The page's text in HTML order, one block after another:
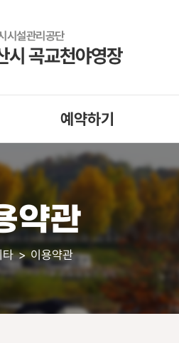
예약하기
약관
타 이용약관